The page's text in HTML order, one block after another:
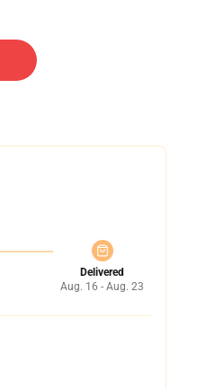
Delivered
Aug. 16 - Aug. 23